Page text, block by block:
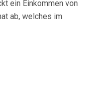
ein Einkommen von
ab, welches im